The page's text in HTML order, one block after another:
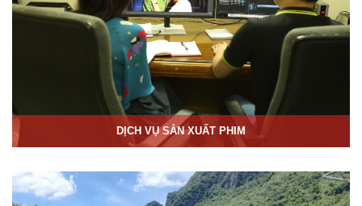
DỊCH VỤ SẢN XUẤT PHIM